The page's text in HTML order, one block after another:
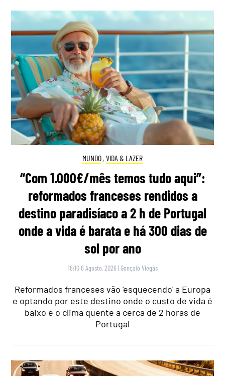
MUNDO, VIDA & LAZER
“Com 1.000€/mês temos tudo aqui”:
reformados franceses rendidos a
destino paradisíaco a 2 h de Portugal
onde a vida é barata e há 300 dias de
sol por ano
18:10 8 Agosto, 2026 | Gonçalo Viegas
Reformados franceses vão 'esquecendo' a Europa
e optando por este destino onde o custo de vida é
baixo e o clima quente a cerca de 2 horas de
Portugal